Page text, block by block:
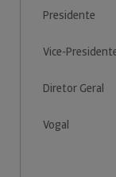
Presidente
Vice-
Diretor Geral
Vogal